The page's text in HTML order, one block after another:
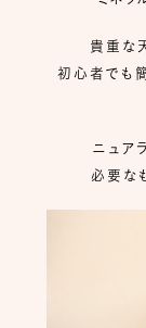
貴重な
初心者でも
ニュア
必要な